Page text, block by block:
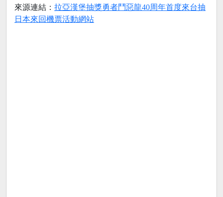
來源連結： 拉亞漢堡抽獎勇者鬥惡龍40周年首度來台抽
日本來回機票活動網站